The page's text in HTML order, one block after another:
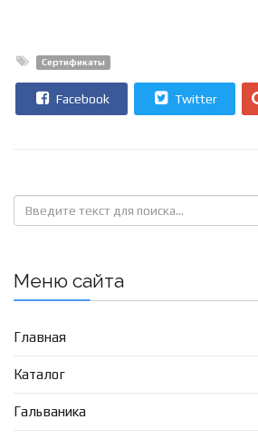
Сертификаты
Facebook Twitter
Меню сайта
Главная
Каталог
Гальваника